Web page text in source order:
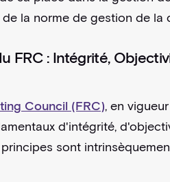
la norme de gestion de
FRC : Intégrité,
Council (FRC), en
d'intégrité,
sont